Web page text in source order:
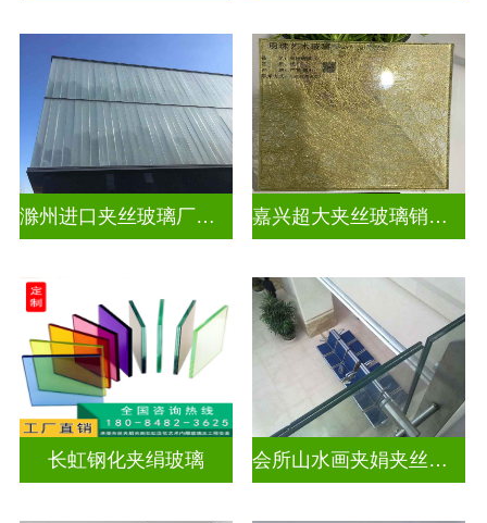
滁州进口夹丝玻璃厂电话 嘉兴超大夹丝玻璃销售公司
长虹钢化夹绢玻璃 会所山水画夹娟夹丝玻璃